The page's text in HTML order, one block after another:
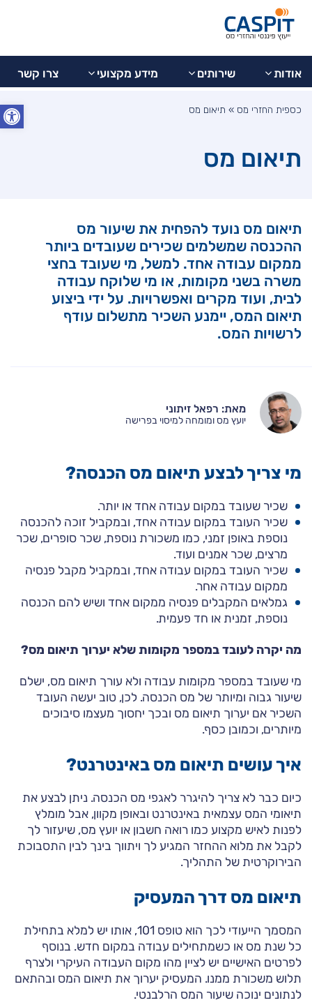
פתח
אודות שירותים מידע מקצועי צרו קשר
כספית החזרי מס » תיאום מס
תיאום מס
תיאום מס נועד להפחית את שיעור מס
ההכנסה שמשלמים שכירים שעובדים ביותר
ממקום עבודה אחד. למשל, מי שעובד בחצי
משרה בשני מקומות, או מי שלוקח עבודה
לבית, ועוד מקרים ואפשרויות. על ידי ביצוע
תיאום המס, יימנע השכיר מתשלום עודף
לרשויות המס.
מאת: רפאל זיתוני
יועץ מס ומומחה למיסוי בפרישה
מי צריך לבצע תיאום מס הכנסה?
שכיר שעובד במקום עבודה אחד או יותר.
שכיר העובד במקום עבודה אחד, ובמקביל זוכה להכנסה
נוספת באופן זמני, כמו משכורת נוספת, שכר סופרים, שכר
מרצים, שכר אמנים ועוד.
שכיר העובד במקום עבודה אחד, ובמקביל מקבל פנסיה
ממקום עבודה אחר.
גמלאים המקבלים פנסיה ממקום אחד ושיש להם הכנסה
נוספת, זמנית או חד פעמית.
מה יקרה לעובד במספר מקומות שלא יערוך תיאום מס?
מי שעובד במספר מקומות עבודה ולא עורך תיאום מס, ישלם
שיעור גבוה ומיותר של מס הכנסה. לכן, טוב יעשה העובד
השכיר אם יערוך תיאום מס ובכך יחסוך מעצמו סיבוכים
מיותרים, וכמובן כסף.
איך עושים תיאום מס באינטרנט?
כיום כבר לא צריך להיגרר לאגפי מס הכנסה. ניתן לבצע את
תיאומי המס עצמאית באינטרנט ובאופן מקוון, אבל מומלץ
לפנות לאיש מקצוע כמו רואה חשבון או יועץ מס, שיעזור לך
לקבל את מלוא ההחזר המגיע לך ויתווך בינך לבין התסבוכת
הבירוקרטית של התהליך.
תיאום מס דרך המעסיק
המסמך הייעודי לכך הוא טופס 101, אותו יש למלא בתחילת
כל שנת מס או כשמתחילים עבודה במקום חדש. בנוסף
לפרטים האישיים יש לציין מהו מקום העבודה העיקרי ולצרף
תלוש משכורת ממנו. המעסיק יערוך את תיאום המס ובהתאם
לנתונים ינוכה שיעור המס הרלבנטי.